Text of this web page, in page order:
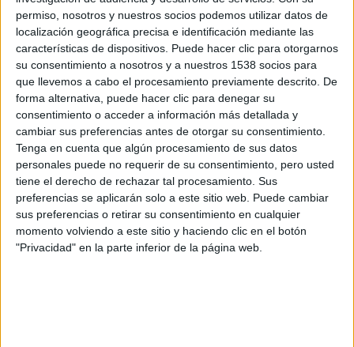
permiso, nosotros y nuestros socios podemos utilizar datos de
localización geográfica precisa e identificación mediante las
características de dispositivos. Puede hacer clic para otorgarnos
su consentimiento a nosotros y a nuestros 1538 socios para
que llevemos a cabo el procesamiento previamente descrito. De
forma alternativa, puede hacer clic para denegar su
consentimiento o acceder a información más detallada y
cambiar sus preferencias antes de otorgar su consentimiento.
Tenga en cuenta que algún procesamiento de sus datos
personales puede no requerir de su consentimiento, pero usted
tiene el derecho de rechazar tal procesamiento. Sus
preferencias se aplicarán solo a este sitio web. Puede cambiar
sus preferencias o retirar su consentimiento en cualquier
momento volviendo a este sitio y haciendo clic en el botón
"Privacidad" en la parte inferior de la página web.
Con cada menú, y por un euro más, podréis escoger entre
3 películas: el Show de Truman, Wayne’s World y Escuela
de Rock. Películas sin la serigrafía del Burger y en caja
normal, con la carátula original.